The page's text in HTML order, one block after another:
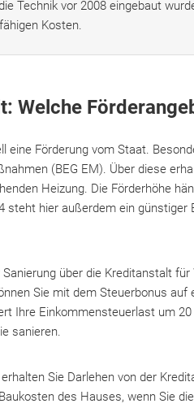
Technik vor 2008 eingebaut
Kosten.
Welche
eine Förderung vom Staat.
(BEG EM). Über diese
Heizung. Die Förderhöhe
steht hier außerdem ein günstiger
über die Kreditanstalt für
Sie mit dem Steuerbonus auf
Ihre Einkommensteuerlast um
sanieren.
Sie Darlehen von der
des Hauses, wenn Sie